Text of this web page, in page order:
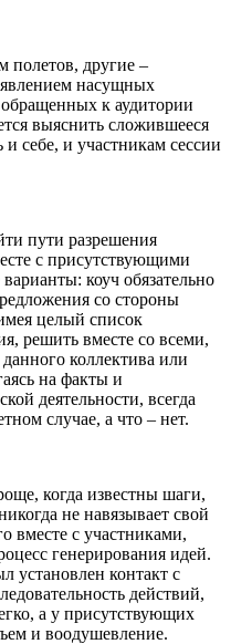
полетов, другие –
насущных
к аудитории
выяснить сложившееся
себе, и участникам сессии
пути разрешения
с присутствующими
коуч обязательно
со стороны
целый список
решить вместе со всеми,
коллектива или
на факты и
деятельности, всегда
случае, а что – нет.
когда известны шаги,
не навязывает свой
вместе с участниками,
генерирования идей.
установлен контакт с
действий,
а у присутствующих
и воодушевление.